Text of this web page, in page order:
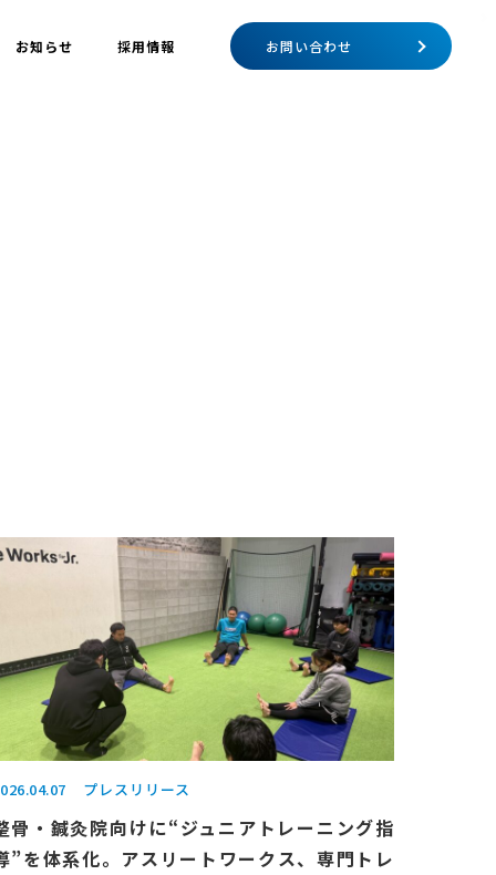
お知らせ 採用情報 お問い合わせ
プレスリリース
骨・鍼灸院向けに“ジュニアトレーニング指
”を体系化。アスリートワークス、専門トレ